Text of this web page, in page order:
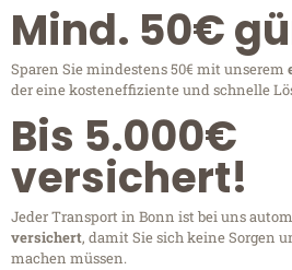
Mind. 50€
Sparen Sie mindestens 50€ mit unserem
der eine kosteneffiziente und schnelle
Bis 5.000€
versichert!
Jeder Transport in Bonn ist bei uns
versichert, damit Sie sich keine Sorgen
machen müssen.